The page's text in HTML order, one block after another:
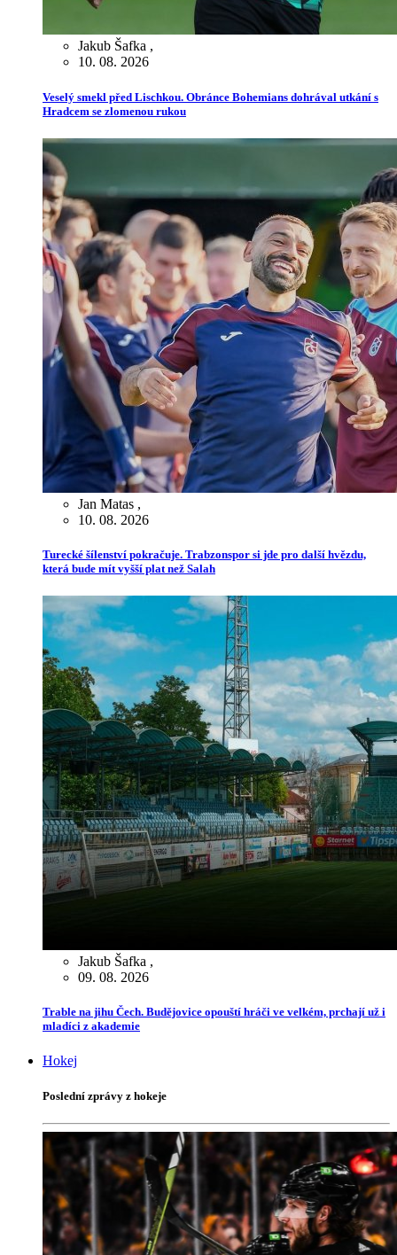
Jakub Šafka ,
10. 08. 2026
Veselý smekl před Lischkou. Obránce Bohemians dohrával utkání s
Hradcem se zlomenou rukou
Jan Matas ,
10. 08. 2026
Turecké šílenství pokračuje. Trabzonspor si jde pro další hvězdu,
která bude mít vyšší plat než Salah
Jakub Šafka ,
09. 08. 2026
Trable na jihu Čech. Budějovice opouští hráči ve velkém, prchají už i
mladíci z akademie
Hokej
Poslední zprávy z hokeje